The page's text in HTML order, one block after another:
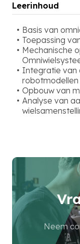
Leerinhoud
Basis van
Toepassing
Mechanische
Integratie van
robotmodellen
Opbouw van
Analyse van
Neem